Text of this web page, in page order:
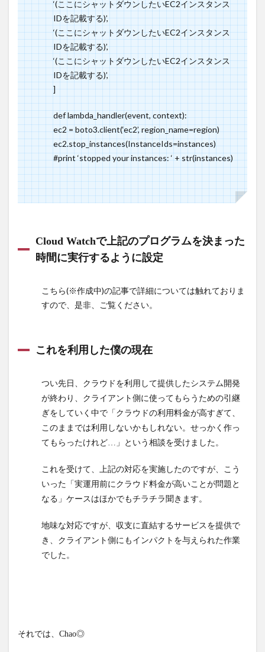
‘(ここにシャットダウンしたいEC2インスタンス
IDを記載する)’,
‘(ここにシャットダウンしたいEC2インスタンス
IDを記載する)’,
‘(ここにシャットダウンしたいEC2インスタンス
IDを記載する)’,
]
def lambda_handler(event, context):
ec2 = boto3.client(‘ec2’, region_name=region)
ec2.stop_instances(InstanceIds=instances)
#print ‘stopped your instances: ‘ + str(instances)
Cloud Watchで上記のプログラムを決まった
時間に実行するように設定
こちら(※作成中)の記事で詳細については触れておりま
すので、是非、ご覧ください。
これを利用した僕の現在
つい先日、クラウドを利用して提供したシステム開発
が終わり、クライアント側に使ってもらうための引継
ぎをしていく中で「クラウドの利用料金が高すぎて、
このままでは利用しないかもしれない。せっかく作っ
てもらったけれど…」という相談を受けました。
これを受けて、上記の対応を実施したのですが、こう
いった「実運用前にクラウド料金が高いことが問題と
なる」ケースはほかでもチラチラ聞きます。
地味な対応ですが、収支に直結するサービスを提供で
き、クライアント側にもインパクトを与えられた作業
でした。
それでは、Chao◎